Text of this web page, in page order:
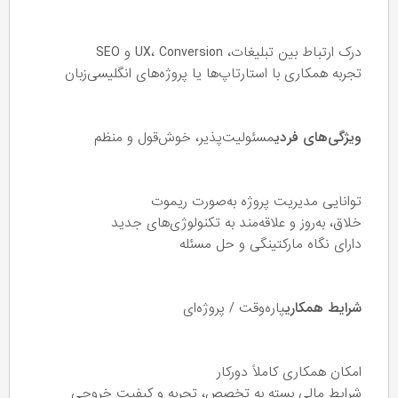
درک ارتباط بین تبلیغات، UX، Conversion و SEO
تجربه همکاری با استارتاپ‌ها یا پروژه‌های انگلیسی‌زبان
ویژگی‌های فردیمسئولیت‌پذیر، خوش‌قول و منظم
توانایی مدیریت پروژه به‌صورت ریموت
خلاق، به‌روز و علاقه‌مند به تکنولوژی‌های جدید
دارای نگاه مارکتینگی و حل مسئله
شرایط همکاریپاره‌وقت / پروژه‌ای
امکان همکاری کاملاً دورکار
شرایط مالی بسته به تخصص، تجربه و کیفیت خروجی